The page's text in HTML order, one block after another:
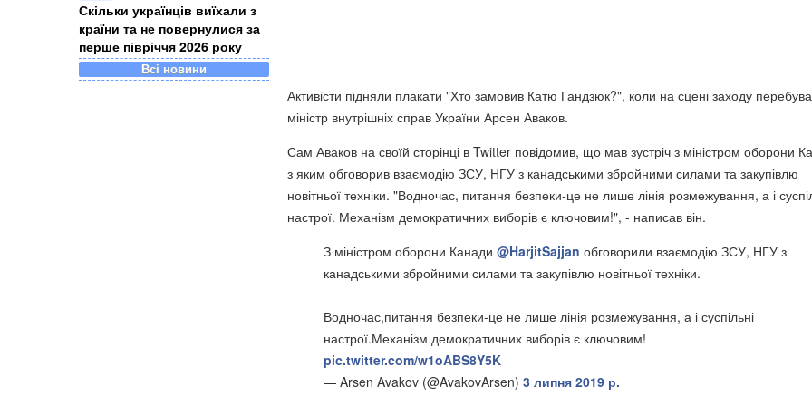
Скільки українців виїхали з
країни та не повернулися за
перше півріччя 2026 року
Всі новини
Активісти підняли плакати "Хто замовив Катю Гандзюк?", коли на сцені заходу
міністр внутрішніх справ України Арсен Аваков.
Сам Аваков на своїй сторінці в Twitter повідомив, що мав зустріч з міністром оборони
з яким обговорив взаємодію ЗСУ, НГУ з канадськими збройними силами та закупівлю
новітньої техніки. "Водночас, питання безпеки-це не лише лінія розмежування, а і
настрої. Механізм демократичних виборів є ключовим!", - написав він.
З міністром оборони Канади @HarjitSajjan обговорили взаємодію ЗСУ, НГУ з
канадськими збройними силами та закупівлю новітньої техніки.
Водночас,питання безпеки-це не лише лінія розмежування, а і суспільні
настрої.Механізм демократичних виборів є ключовим!
pic.twitter.com/w1oABS8Y5K
— Arsen Avakov (@AvakovArsen) 3 липня 2019 р.